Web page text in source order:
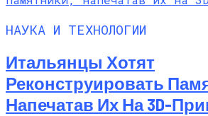
НАУКА И ТЕХНОЛОГИИ
Итальянцы Хотят
Реконструировать
Напечатав Их На 3D-